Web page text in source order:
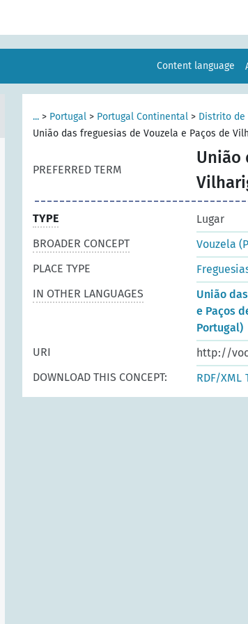
Content language
... > Portugal > Portugal Continental > Distrito de
União das freguesias de Vouzela e Paços de
PREFERRED TERM
União
TYPE
Lugar
BROADER CONCEPT
Vouzela
PLACE TYPE
IN OTHER LANGUAGES
União
e Paços
Portugal)
URI
http://
DOWNLOAD THIS CONCEPT:
RDF/XML